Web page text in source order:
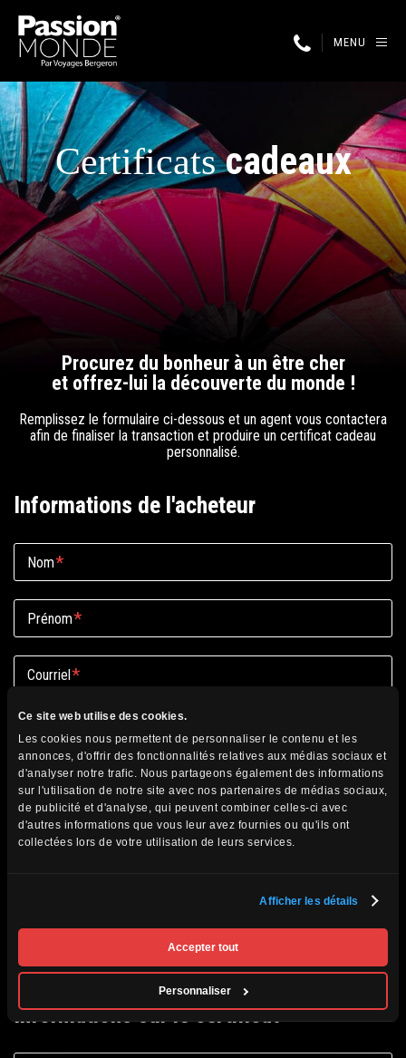
Ce site web utilise des cookies.
Les cookies nous permettent de personnaliser le contenu et les
annonces, d'offrir des fonctionnalités relatives aux médias sociaux et
d'analyser notre trafic. Nous partageons également des informations
sur l'utilisation de notre site avec nos partenaires de médias sociaux,
de publicité et d'analyse, qui peuvent combiner celles-ci avec
d'autres informations que vous leur avez fournies ou qu'ils ont
collectées lors de votre utilisation de leurs services.
Afficher les détails
Accepter tout
Personnaliser
MENU
Certificatscadeaux
Procurez du bonheur à un être cher
et offrez-lui la découverte du monde !
Remplissez le formulaire ci-dessous et un agent vous contactera
afin de finaliser la transaction et produire un certificat cadeau
personnalisé.
Informations de l'acheteur
Nom*
Prénom*
Courriel*
Téléphone domicile *
Cellulaire
Informations du receveur
Informations sur le certificat